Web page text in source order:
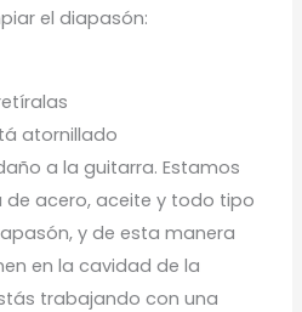
el diapasón:
atornillado
a la guitarra. Estamos
acero, aceite y todo tipo
y de esta manera
en la cavidad de la
trabajando con una